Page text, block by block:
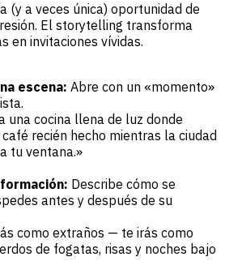
(y a veces única) oportunidad de
El storytelling transforma
en invitaciones vívidas.
escena: Abre con un «momento»
una cocina llena de luz donde
recién hecho mientras la ciudad
tu ventana.»
Describe cómo se
antes y después de su
como extraños — te irás como
de fogatas, risas y noches bajo